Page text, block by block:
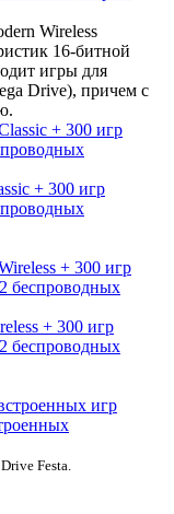
Wireless
16-битной
игры для
Drive), причем с
+ 300 игр
+ 300 игр
беспроводных
Drive Festa